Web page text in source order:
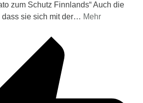
zum Schutz Finnlands“ Auch die
sie sich mit der… Mehr